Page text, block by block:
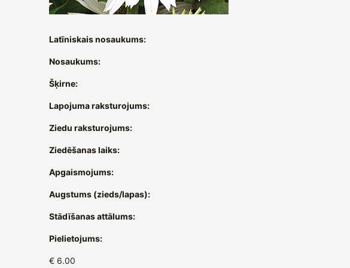
Latīniskais nosaukums:
Nosaukums:
Šķirne:
Lapojuma raksturojums:
Ziedu raksturojums:
Ziedēšanas laiks:
Apgaismojums:
Augstums (zieds/lapas):
Stādīšanas attālums:
Pielietojums:
€ 6.00